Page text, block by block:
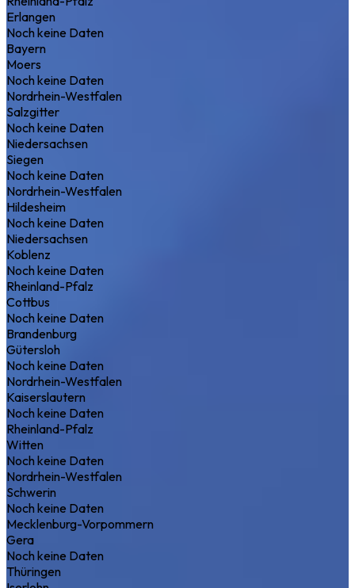
Erlangen
Noch keine Daten
Bayern
Moers
Noch keine Daten
Nordrhein-Westfalen
Salzgitter
Noch keine Daten
Niedersachsen
Siegen
Noch keine Daten
Nordrhein-Westfalen
Hildesheim
Noch keine Daten
Niedersachsen
Koblenz
Noch keine Daten
Rheinland-Pfalz
Cottbus
Noch keine Daten
Brandenburg
Gütersloh
Noch keine Daten
Nordrhein-Westfalen
Kaiserslautern
Noch keine Daten
Rheinland-Pfalz
Witten
Noch keine Daten
Nordrhein-Westfalen
Schwerin
Noch keine Daten
Mecklenburg-Vorpommern
Gera
Noch keine Daten
Thüringen